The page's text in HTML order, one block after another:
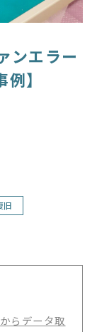
ンエラー
】
旧
らデータ取